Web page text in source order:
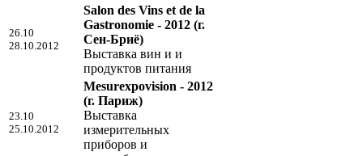
26.10
28.10.2012
Salon des Vins et de la
Gastronomie - 2012 (г.
Сен-Бриё)
Выставка вин и и
продуктов питания
23.10
25.10.2012
Mesurexpovision - 2012
(г. Париж)
Выставка
измерительных
приборов и